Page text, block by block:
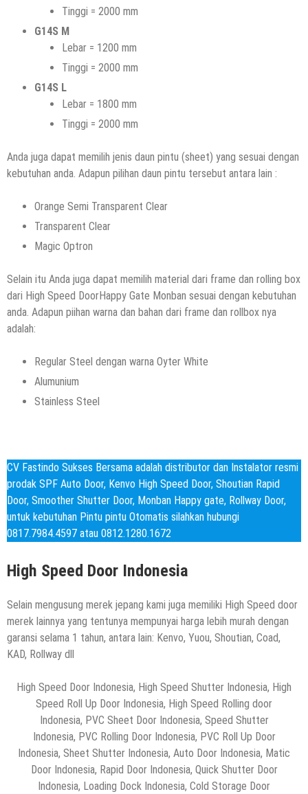
Tinggi = 2000 mm
G14S M
Lebar = 1200 mm
Tinggi = 2000 mm
G14S L
Lebar = 1800 mm
Tinggi = 2000 mm
Anda juga dapat memilih jenis daun pintu (sheet) yang sesuai dengan
kebutuhan anda. Adapun pilihan daun pintu tersebut antara lain :
Orange Semi Transparent Clear
Transparent Clear
Magic Optron
Selain itu Anda juga dapat memilih material dari frame dan rolling box
dari High Speed DoorHappy Gate Monban sesuai dengan kebutuhan
anda. Adapun piihan warna dan bahan dari frame dan rollbox nya
adalah:
Regular Steel dengan warna Oyter White
Alumunium
Stainless Steel
CV Fastindo Sukses Bersama adalah distributor dan Instalator resmi
prodak SPF Auto Door, Kenvo High Speed Door, Shoutian Rapid
Door, Smoother Shutter Door, Monban Happy gate, Rollway Door,
untuk kebutuhan Pintu pintu Otomatis silahkan hubungi
0817.7984.4597 atau 0812.1280.1672
High Speed Door Indonesia
Selain mengusung merek jepang kami juga memiliki High Speed door
merek lainnya yang tentunya mempunyai harga lebih murah dengan
garansi selama 1 tahun, antara lain: Kenvo, Yuou, Shoutian, Coad,
KAD, Rollway dll
High Speed Door Indonesia, High Speed Shutter Indonesia, High
Speed Roll Up Door Indonesia, High Speed Rolling door
Indonesia, PVC Sheet Door Indonesia, Speed Shutter
Indonesia, PVC Rolling Door Indonesia, PVC Roll Up Door
Indonesia, Sheet Shutter Indonesia, Auto Door Indonesia, Matic
Door Indonesia, Rapid Door Indonesia, Quick Shutter Door
Indonesia, Loading Dock Indonesia, Cold Storage Door